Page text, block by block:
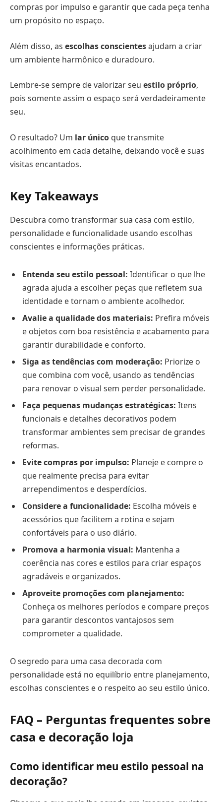
compras por impulso e garantir que cada peça tenha
um propósito no espaço.
Além disso, as escolhas conscientesajudam a criar
um ambiente harmônico e duradouro.
Lembre-se sempre de valorizar seu estilo próprio,
pois somente assim o espaço será verdadeiramente
seu.
O resultado? Um lar único que transmite
acolhimento em cada detalhe, deixando você e suas
visitas encantados.
Key Takeaways
Descubra como transformar sua casa com estilo,
personalidade e funcionalidade usando escolhas
conscientes e informações práticas.
Entenda seu estilo pessoal: Identificar o que lhe
agrada ajuda a escolher peças que refletem sua
identidade e tornam o ambiente acolhedor.
Avalie a qualidade dos materiais: Prefira móveis
e objetos com boa resistência e acabamento para
garantir durabilidade e conforto.
Siga as tendências com moderação: Priorize o
que combina com você, usando as tendências
para renovar o visual sem perder personalidade.
Faça pequenas mudanças estratégicas: Itens
funcionais e detalhes decorativos podem
transformar ambientes sem precisar de grandes
reformas.
Evite compras por impulso: Planeje e compre o
que realmente precisa para evitar
arrependimentos e desperdícios.
Considere a funcionalidade: Escolha móveis e
acessórios que facilitem a rotina e sejam
confortáveis para o uso diário.
Promova a harmonia visual: Mantenha a
coerência nas cores e estilos para criar espaços
agradáveis e organizados.
Aproveite promoções com planejamento:
Conheça os melhores períodos e compare preços
para garantir descontos vantajosos sem
comprometer a qualidade.
O segredo para uma casa decorada com
personalidade está no equilíbrio entre planejamento,
escolhas conscientes e o respeito ao seu estilo único.
FAQ – Perguntas frequentes sobre
casa e decoração loja
Como identificar meu estilo pessoal na
decoração?